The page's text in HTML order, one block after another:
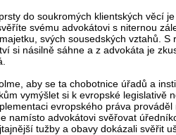
do soukromých klientských věcí
svému advokátovi s niternou
svých sousedských vztahů.
si násilně sáhne a z advokáta je
aby se ta chobotnice úřadů a
vymýšlet si k evropské legislativě
evropského práva
namísto advokátovi svěřovat
tužby a obavy dokázali svěřit